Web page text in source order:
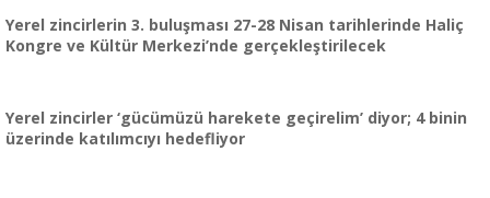
Yerel zincirlerin 3. buluşması 27-28 Nisan tarihlerinde Haliç
Kongre ve Kültür Merkezi’nde gerçekleştirilecek
Yerel zincirler ‘gücümüzü harekete geçirelim’ diyor; 4 binin
üzerinde katılımcıyı hedefliyor